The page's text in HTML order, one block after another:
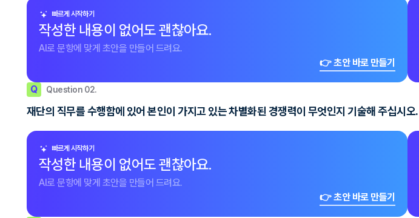
빠르게 시작하기
작성한 내용이 없어도 괜찮아요.
AI로 문항에 맞게 초안을 만들어 드려요.
👉 초안 바로 만들기
Q Question 02.
재단의 직무를 수행함에 있어 본인이 가지고 있는 차별화된 경쟁력이 무엇인지 기술해 주십시오.
빠르게 시작하기
작성한 내용이 없어도 괜찮아요.
AI로 문항에 맞게 초안을 만들어 드려요.
👉 초안 바로 만들기